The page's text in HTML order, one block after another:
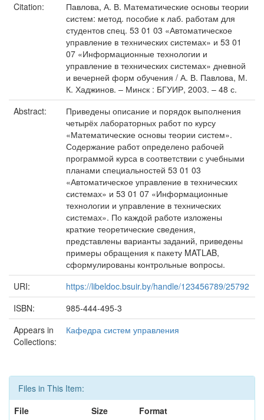
Citation:
Павлова, А. В. Математические основы теории
систем: метод. пособие к лаб. работам для
студентов спец. 53 01 03 «Автоматическое
управление в технических системах» и 53 01
07 «Информационные технологии и
управление в технических системах» дневной
и вечерней форм обучения / А. В. Павлова, М.
К. Хаджинов. – Минск : БГУИР, 2003. – 48 с.
Abstract:
Приведены описание и порядок выполнения
четырёх лабораторных работ по курсу
«Математические основы теории систем».
Содержание работ определено рабочей
программой курса в соответствии с учебными
планами специальностей 53 01 03
«Автоматическое управление в технических
системах» и 53 01 07 «Информационные
технологии и управление в технических
системах». По каждой работе изложены
краткие теоретические сведения,
представлены варианты заданий, приведены
примеры обращения к пакету MATLAB,
сформулированы контрольные вопросы.
URI:
https://libeldoc.bsuir.by/handle/123456789/25792
ISBN:
985-444-495-3
Appears in
Collections:
Кафедра систем управления
Files in This Item:
File
Size Format